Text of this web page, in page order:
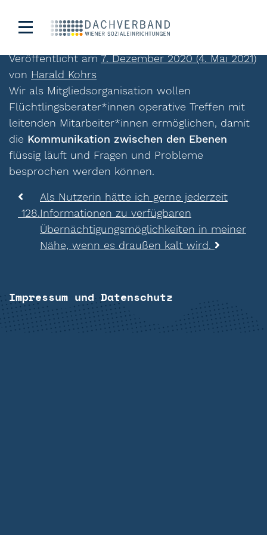
129.
Veröffentlicht am7. Dezember 2020(4. Mai 2021)
von Harald Kohrs
Wir als Mitgliedsorganisation wollen
Flüchtlingsberater*innen operative Treffen mit
leitenden Mitarbeiter*innen ermöglichen, damit
die Kommunikation zwischen den Ebenen
flüssig läuft und Fragen und Probleme
besprochen werden können.
Beitragsnavigation
128.
Als Nutzerin hätte ich gerne jederzeit
Informationen zu verfügbaren
Übernächtigungsmöglichkeiten in meiner
Nähe, wenn es draußen kalt wird.
Impressum und Datenschutz